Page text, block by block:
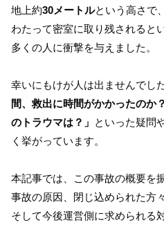
地上約30メートルという高さで、
わたって密室に取り残されると
多くの人に衝撃を与えました。
幸いにもけが人は出ませんでした
間、救出に時間がかかったのか
のトラウマは？」 といった疑問
く挙がっています。
本記事では、この事故の概要を
事故の原因、閉じ込められた方
そして今後運営側に求められる